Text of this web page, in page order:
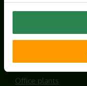
Office plants